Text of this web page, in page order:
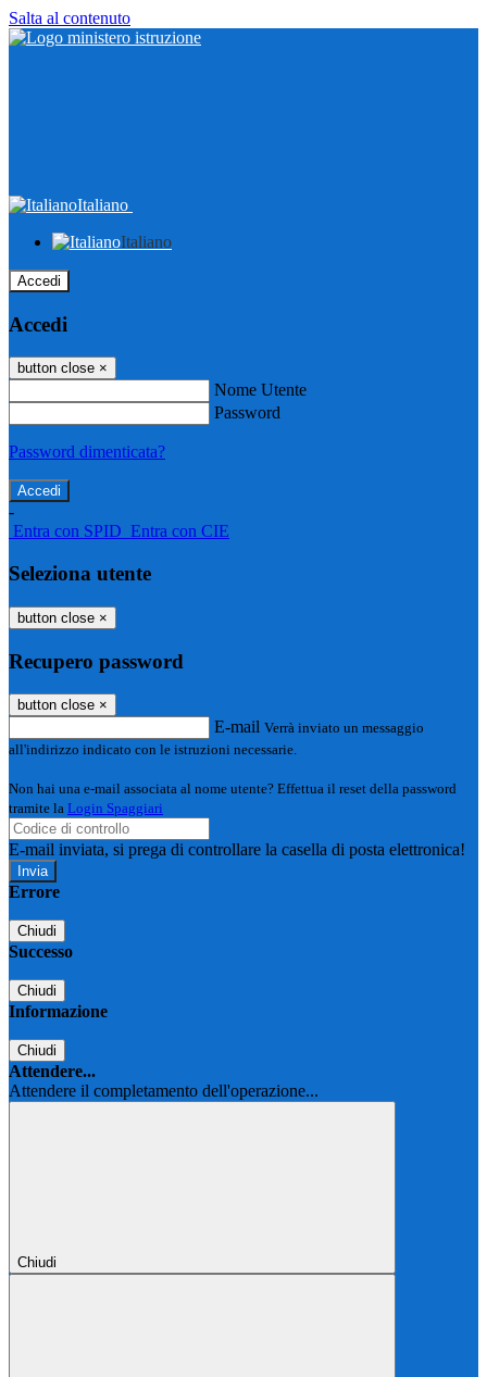
Salta al contenuto
Italiano
Italiano
Accedi
Accedi
button close ×
Nome Utente
Password
Password dimenticata?
-
Entra con SPID Entra con CIE
Seleziona utente
button close ×
Recupero password
button close ×
E-mail Verrà inviato un messaggio
all'indirizzo indicato con le istruzioni necessarie.
Non hai una e-mail associata al nome utente? Effettua il reset della password
tramite la Login Spaggiari
E-mail inviata, si prega di controllare la casella di posta elettronica!
Errore
Chiudi
Successo
Chiudi
Informazione
Chiudi
Attendere...
Attendere il completamento dell'operazione...
Chiudi